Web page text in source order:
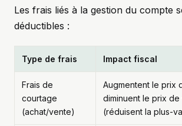
Les frais liés à la gestion du compte
déductibles :
Type de frais Impact fiscal
Frais de
courtage
(achat/vente)
Augmentent le prix
diminuent le prix de
(réduisent la plus-